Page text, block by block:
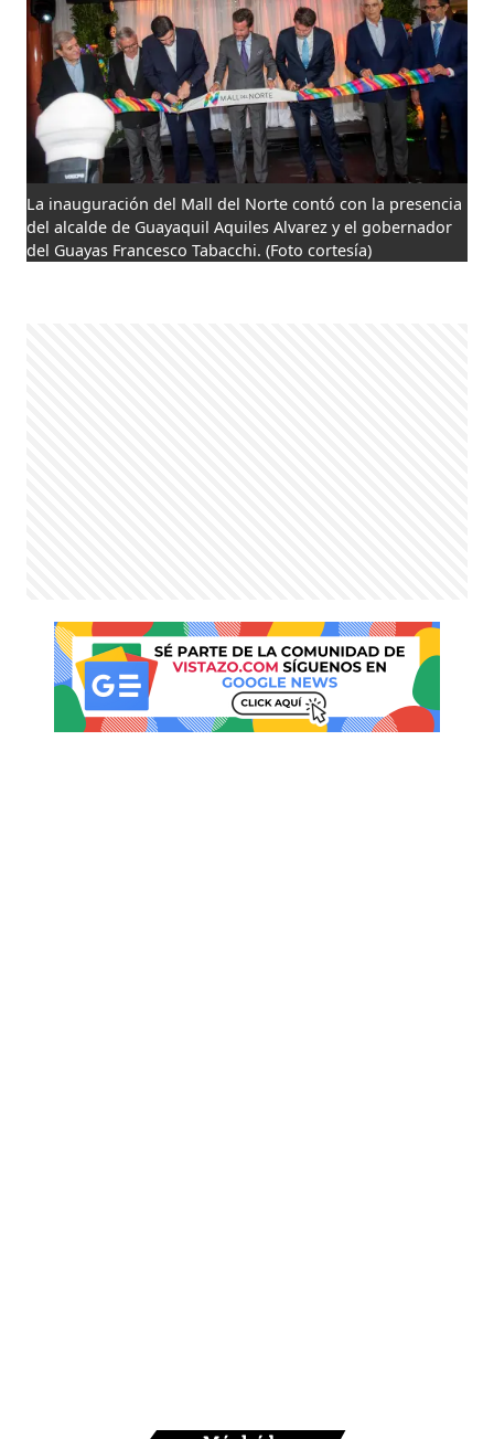
La inauguración del Mall del Norte contó con la presencia
del alcalde de Guayaquil Aquiles Alvarez y el gobernador
del Guayas Francesco Tabacchi. (Foto cortesía)